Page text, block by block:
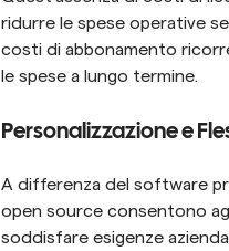
ridurre le spese operative
costi di abbonamento
le spese a lungo termine.
Personalizzazione e
A differenza del software
open source consentono
soddisfare esigenze